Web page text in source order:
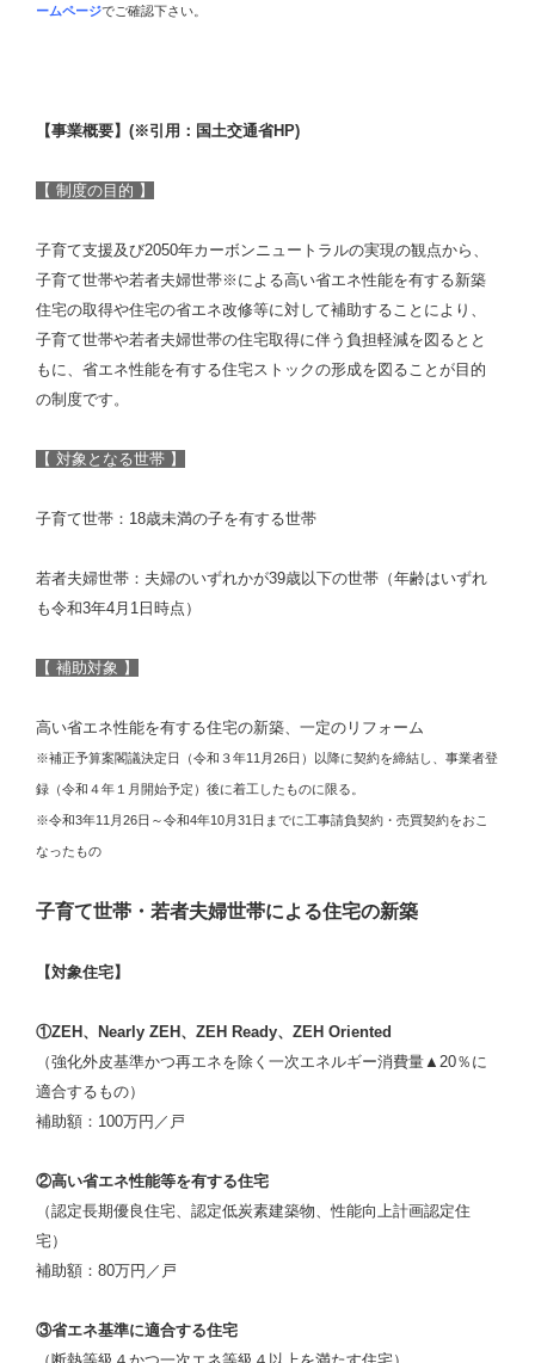
ームページでご確認下さい。
【事業概要】(※引用：国土交通省HP)
【 制度の目的 】
子育て支援及び2050年カーボンニュートラルの実現の観点から、
子育て世帯や若者夫婦世帯※による高い省エネ性能を有する新築
住宅の取得や住宅の省エネ改修等に対して補助することにより、
子育て世帯や若者夫婦世帯の住宅取得に伴う負担軽減を図るとと
もに、省エネ性能を有する住宅ストックの形成を図ることが目的
の制度です。
【 対象となる世帯 】
子育て世帯：18歳未満の子を有する世帯
若者夫婦世帯：夫婦のいずれかが39歳以下の世帯（年齢はいずれ
も令和3年4月1日時点）
【 補助対象 】
高い省エネ性能を有する住宅の新築、一定のリフォーム
※補正予算案閣議決定日（令和３年11月26日）以降に契約を締結し、事業者登
録（令和４年１月開始予定）後に着工したものに限る。
※令和3年11月26日～令和4年10月31日までに工事請負契約・売買契約をおこ
なったもの
子育て世帯・若者夫婦世帯による住宅の新築
【対象住宅】
①ZEH、Nearly ZEH、ZEH Ready、ZEH Oriented
（強化外皮基準かつ再エネを除く一次エネルギー消費量▲20％に
適合するもの）
補助額：100万円／戸
②高い省エネ性能等を有する住宅
（認定長期優良住宅、認定低炭素建築物、性能向上計画認定住
宅）
補助額：80万円／戸
③省エネ基準に適合する住宅